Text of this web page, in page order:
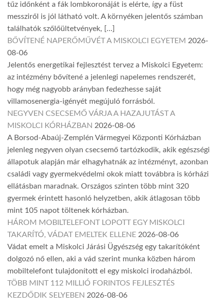
tűz időnként a fák lombkoronáját is elérte, így a füst
messziről is jól látható volt. A környéken jelentős számban
találhatók szőlőültetvények, […]
BŐVÍTENÉ NAPERŐMŰVÉT A MISKOLCI EGYETEM 2026-
08-06
Jelentős energetikai fejlesztést tervez a Miskolci Egyetem:
az intézmény bővítené a jelenlegi napelemes rendszerét,
hogy még nagyobb arányban fedezhesse saját
villamosenergia-igényét megújuló forrásból.
NEGYVEN CSECSEMŐ VÁRJA A HAZAJUTÁST A
MISKOLCI KÓRHÁZBAN 2026-08-06
A Borsod-Abaúj-Zemplén Vármegyei Központi Kórházban
jelenleg negyven olyan csecsemő tartózkodik, akik egészségi
állapotuk alapján már elhagyhatnák az intézményt, azonban
családi vagy gyermekvédelmi okok miatt továbbra is kórházi
ellátásban maradnak. Országos szinten több mint 320
gyermek érintett hasonló helyzetben, akik átlagosan több
mint 105 napot töltenek kórházban.
HÁROM MOBILTELEFONT LOPOTT EGY MISKOLCI
TAKARÍTÓ, VÁDAT EMELTEK ELLENE 2026-08-06
Vádat emelt a Miskolci Járási Ügyészség egy takarítóként
dolgozó nő ellen, aki a vád szerint munka közben három
mobiltelefont tulajdonított el egy miskolci irodaházból.
TÖBB MINT 112 MILLIÓ FORINTOS FEJLESZTÉS
KEZDŐDIK SELYEBEN 2026-08-06